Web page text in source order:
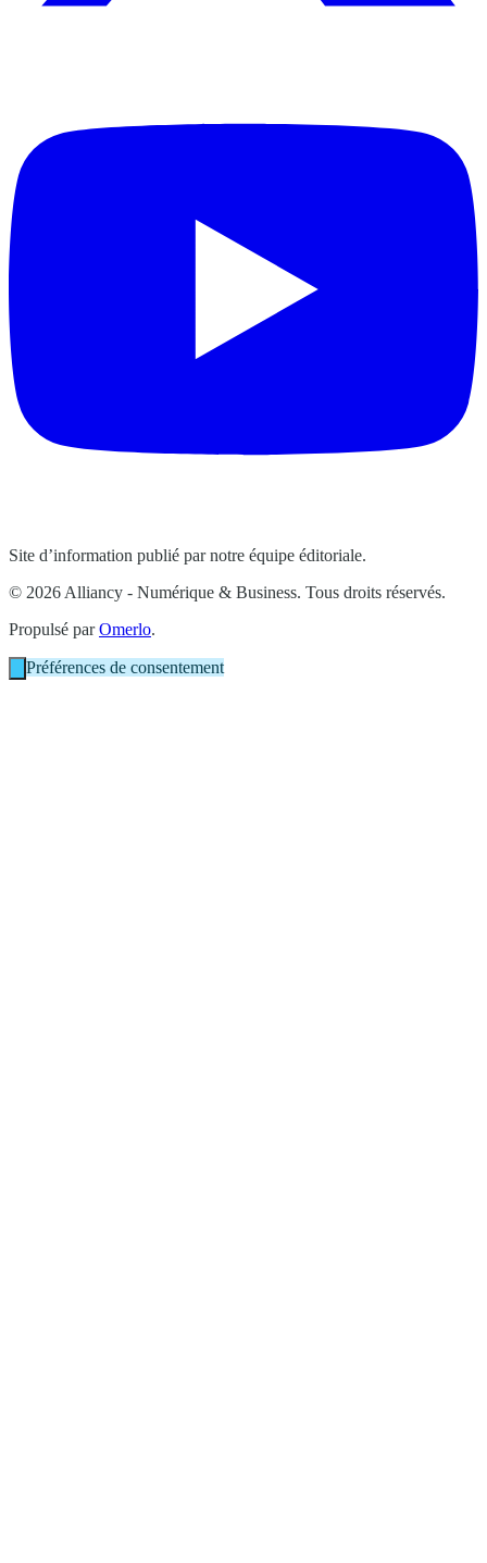
Site d’information publié par notre équipe éditoriale.
© 2026 Alliancy - Numérique & Business. Tous droits réservés.
Propulsé parOmerlo.
Préférences de consentement